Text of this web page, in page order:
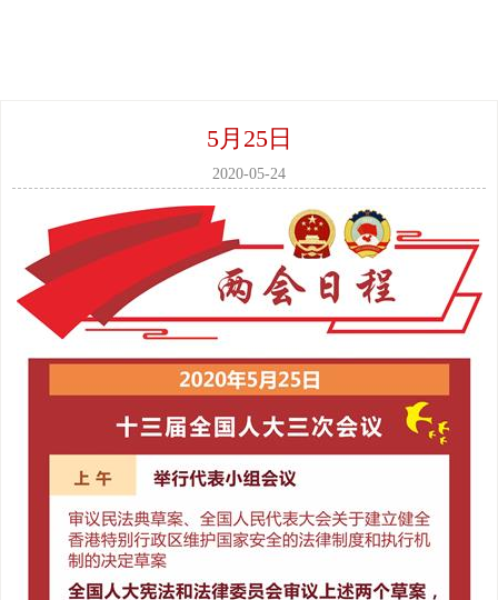
5月25日
2020-05-24